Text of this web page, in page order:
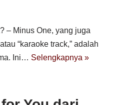
– Minus One, yang juga
“karaoke track,” adalah
Ini… Selengkapnya »